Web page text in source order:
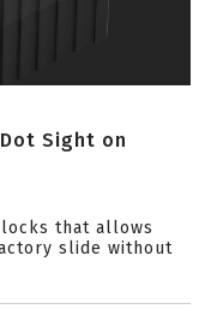
Sight on
that allows
slide without